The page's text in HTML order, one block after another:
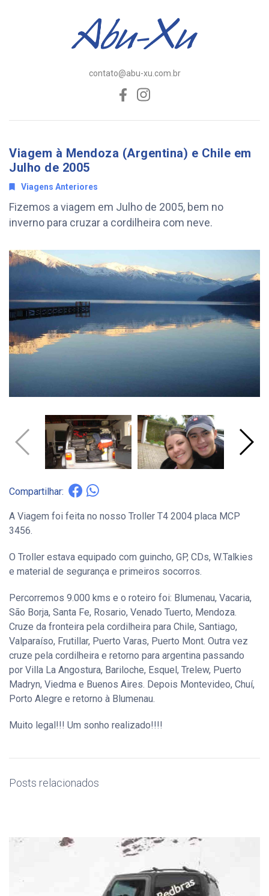
contato@abu-xu.com.br
Viagem à Mendoza (Argentina) e Chile em
Julho de 2005
Viagens Anteriores
Fizemos a viagem em Julho de 2005, bem no
inverno para cruzar a cordilheira com neve.
Compartilhar:
A Viagem foi feita no nosso Troller T4 2004 placa MCP
3456.
O Troller estava equipado com guincho, GP, CDs, W.Talkies
e material de segurança e primeiros socorros.
Percorremos 9.000 kms e o roteiro foi: Blumenau, Vacaria,
São Borja, Santa Fe, Rosario, Venado Tuerto, Mendoza.
Cruze da fronteira pela cordilheira para Chile, Santiago,
Valparaíso, Frutillar, Puerto Varas, Puerto Mont. Outra vez
cruze pela cordilheira e retorno para argentina passando
por Villa La Angostura, Bariloche, Esquel, Trelew, Puerto
Madryn, Viedma e Buenos Aires. Depois Montevideo, Chuí,
Porto Alegre e retorno à Blumenau.
Muito legal!!! Um sonho realizado!!!!
Posts relacionados